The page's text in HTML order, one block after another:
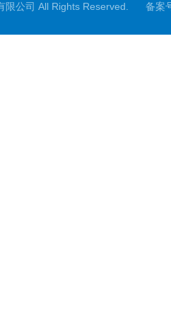
公司 All Rights Reserved. 备案